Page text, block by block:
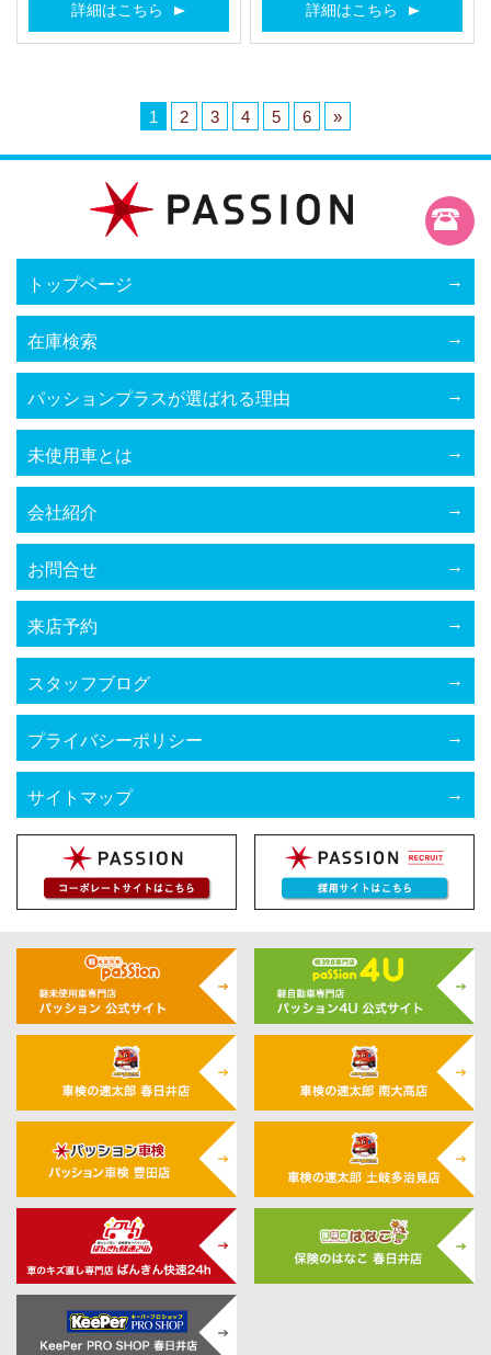
詳細はこちら 詳細はこちら
1 2 3 4 5 6 »
トップページ
在庫検索
パッションプラスが選ばれる理由
未使用車とは
会社紹介
お問合せ
来店予約
スタッフブログ
プライバシーポリシー
サイトマップ